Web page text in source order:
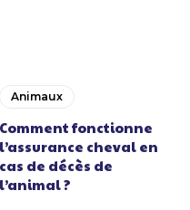
Animaux
Comment fonctionne
l’assurance cheval en
cas de décès de
l’animal ?